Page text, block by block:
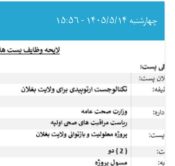
و
اداری چهارشنبه ۱۴۰۵/۵/۱۴ - ۱۵:۵۶